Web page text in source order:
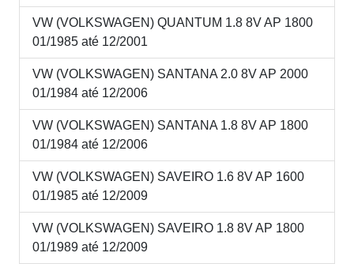
VW (VOLKSWAGEN) QUANTUM 1.8 8V AP 1800
01/1985 até 12/2001
VW (VOLKSWAGEN) SANTANA 2.0 8V AP 2000
01/1984 até 12/2006
VW (VOLKSWAGEN) SANTANA 1.8 8V AP 1800
01/1984 até 12/2006
VW (VOLKSWAGEN) SAVEIRO 1.6 8V AP 1600
01/1985 até 12/2009
VW (VOLKSWAGEN) SAVEIRO 1.8 8V AP 1800
01/1989 até 12/2009